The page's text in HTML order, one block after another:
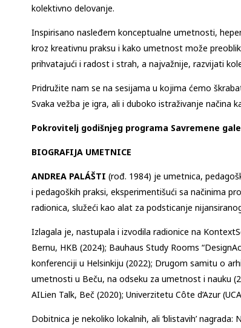
kolektivno delovanje.
Inspirisano nasleđem konceptualne umetnosti,
kroz kreativnu praksu i kako umetnost može
prihvatajući i radost i strah, a najvažnije, razvijati
Pridružite nam se na sesijama u kojima ćemo
Svaka vežba je igra, ali i duboko istraživanje načina
Pokrovitelj godišnjeg programa Savremene
BIOGRAFIJA UMETNICE
ANDREA PALÁŠTI (rođ. 1984) je umetnica,
i pedagoških praksi, eksperimentišući sa načinima
radionica, služeći kao alat za podsticanje
Izlagala je, nastupala i izvodila radionice na
Bernu, HKB (2024); Bauhaus Study Rooms
konferenciji u Helsinkiju (2022); Drugom samitu o
umetnosti u Beču, na odseku za umetnost i nauku
AILien Talk, Beč (2020); Univerzitetu Côte d’Azur
Dobitnica je nekoliko lokalnih, ali ‘blistavih’